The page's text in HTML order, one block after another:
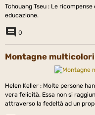
Tchouang Tseu : Le
educazione.
0
Montagne
Helen Keller : Molte persone
vera felicità. Essa non si
attraverso la fedeltà ad un